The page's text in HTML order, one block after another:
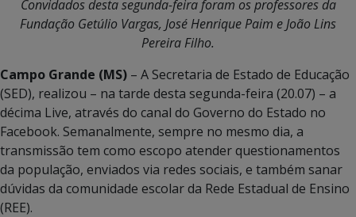
Convidados desta segunda-feira foram os professores da
Fundação Getúlio Vargas, José Henrique Paim e João Lins
Pereira Filho.
Campo Grande (MS) – A Secretaria de Estado de Educação
(SED), realizou – na tarde desta segunda-feira (20.07) – a
décima Live, através do canal do Governo do Estado no
Facebook. Semanalmente, sempre no mesmo dia, a
transmissão tem como escopo atender questionamentos
da população, enviados via redes sociais, e também sanar
dúvidas da comunidade escolar da Rede Estadual de Ensino
(REE).